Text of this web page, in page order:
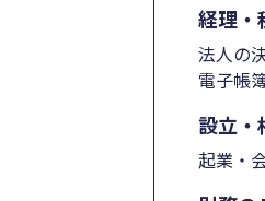
経理・
法人の
電子帳
設立・
起業・